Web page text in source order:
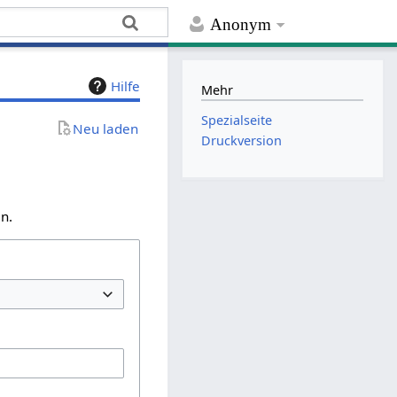
Anonym
Hilfe
Neu laden
Mehr
Spezialseite
Druckversion